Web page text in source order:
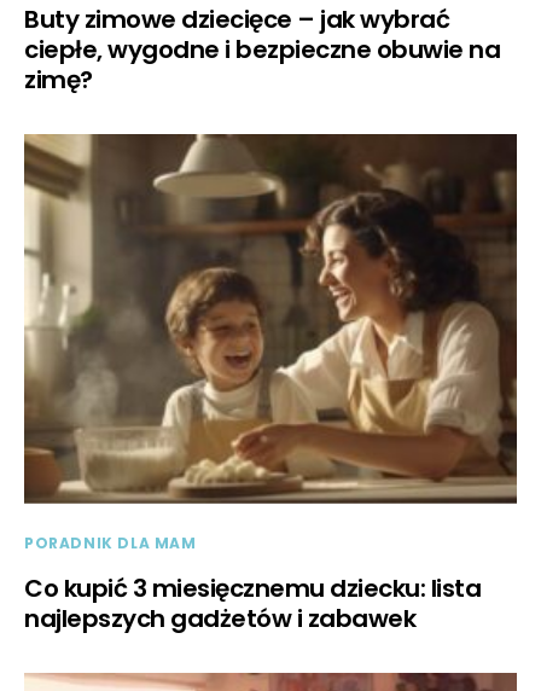
Buty zimowe dziecięce – jak wybrać
ciepłe, wygodne i bezpieczne obuwie na
zimę?
PORADNIK DLA MAM
Co kupić 3 miesięcznemu dziecku: lista
najlepszych gadżetów i zabawek